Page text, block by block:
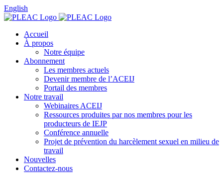
English
Accueil
À propos
Notre équipe
Abonnement
Les membres actuels
Devenir membre de l’ACEIJ
Portail des membres
Notre travail
Webinaires ACEIJ
Ressources produites par nos membres pour les
producteurs de IEJP
Conférence annuelle
Projet de prévention du harcèlement sexuel en milieu de
travail
Nouvelles
Contactez-nous